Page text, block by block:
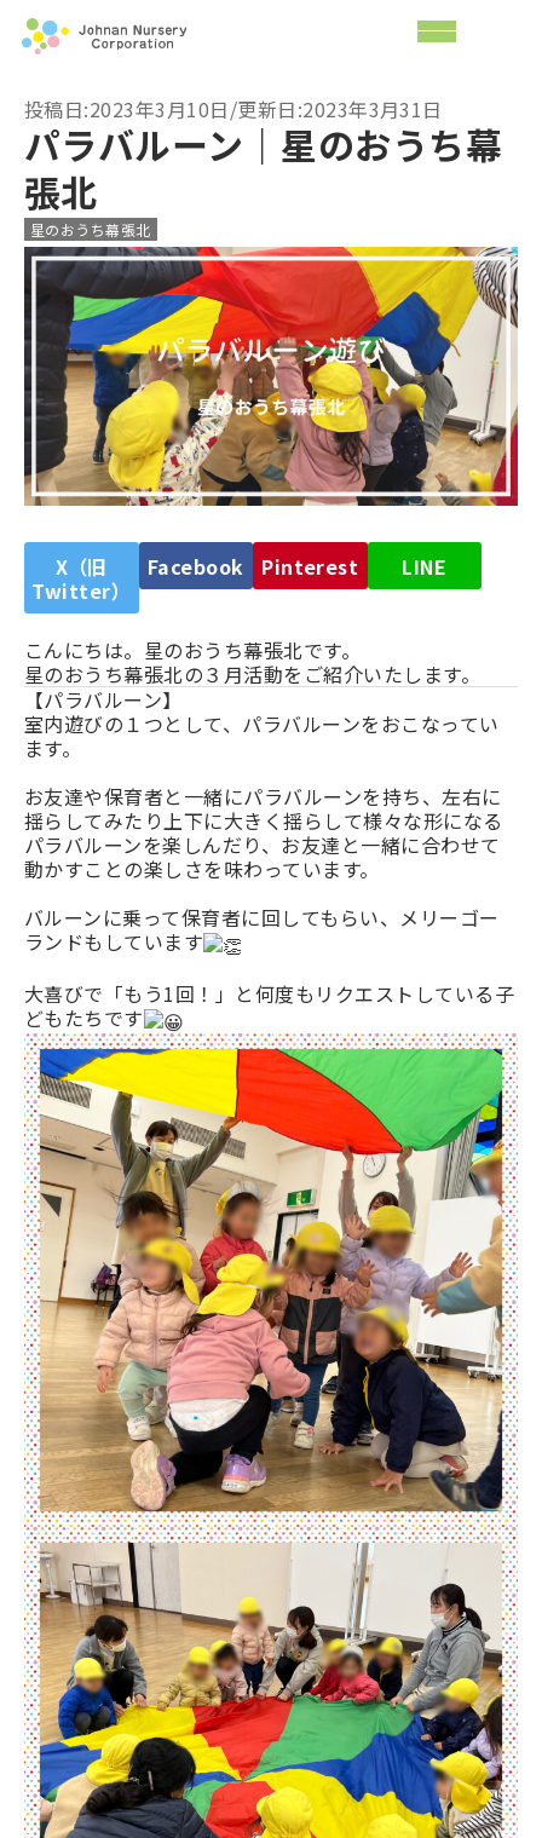
投稿日:2023年3月10日/更新日:2023年3月31日
パラバルーン｜星のおうち幕
張北
星のおうち幕張北
X（旧
Twitter）
Facebook Pinterest LINE
こんにちは。星のおうち幕張北です。
星のおうち幕張北の３月活動をご紹介いたします。
【パラバルーン】
室内遊びの１つとして、パラバルーンをおこなってい
ます。
お友達や保育者と一緒にパラバルーンを持ち、左右に
揺らしてみたり上下に大きく揺らして様々な形になる
パラバルーンを楽しんだり、お友達と一緒に合わせて
動かすことの楽しさを味わっています。
バルーンに乗って保育者に回してもらい、メリーゴー
ランドもしています
大喜びで「もう1回！」と何度もリクエストしている子
どもたちです